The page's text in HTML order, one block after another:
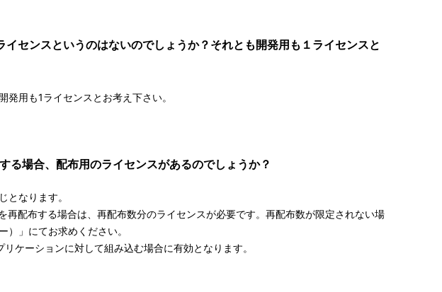
センスというのはないのでしょうか？それとも開発用も１ライセンスと
用も1ライセンスとお考え下さい。
る場合、配布用のライセンスがあるのでしょうか？
となります。
配布する場合は、再配布数分のライセンスが必要です。再配布数が限定されない場
」にてお求めください。
ケーションに対して組み込む場合に有効となります。